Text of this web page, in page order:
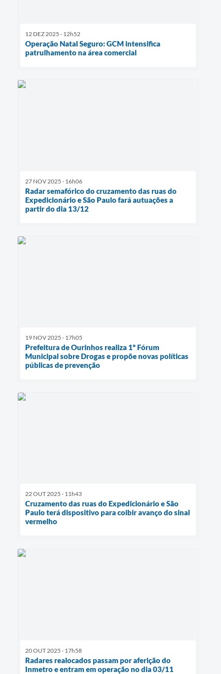
12 DEZ 2025 - 12h52
Operação Natal Seguro: GCM intensifica
patrulhamento na área comercial
27 NOV 2025 - 16h06
Radar semafórico do cruzamento das ruas do
Expedicionário e São Paulo fará autuações a
partir do dia 13/12
19 NOV 2025 - 17h05
Prefeitura de Ourinhos realiza 1º Fórum
Municipal sobre Drogas e propõe novas políticas
públicas de prevenção
22 OUT 2025 - 11h43
Cruzamento das ruas do Expedicionário e São
Paulo terá dispositivo para coibir avanço do sinal
vermelho
20 OUT 2025 - 17h58
Radares realocados passam por aferição do
Inmetro e entram em operação no dia 03/11